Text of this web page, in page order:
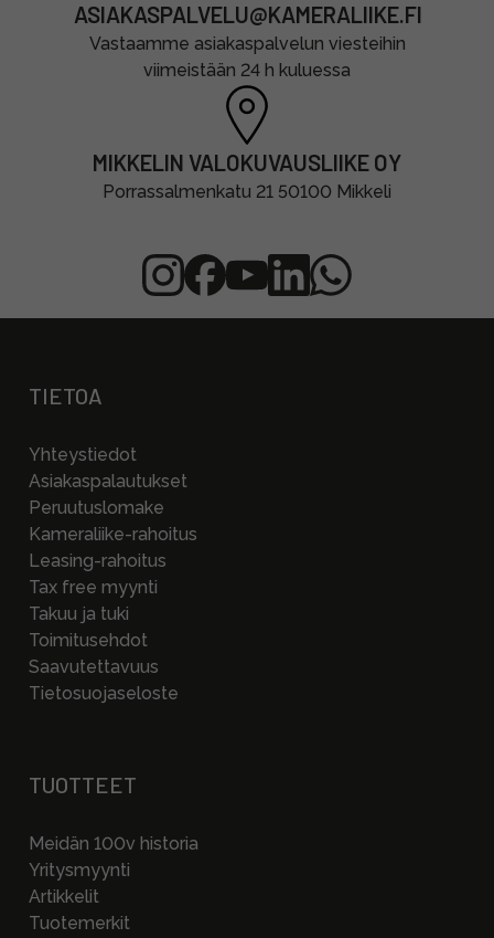
ASIAKASPALVELU@KAMERALIIKE.FI
Vastaamme asiakaspalvelun viesteihin
viimeistään 24 h kuluessa
MIKKELIN VALOKUVAUSLIIKE OY
Porrassalmenkatu 21 50100 Mikkeli
TIETOA
Yhteystiedot
Asiakaspalautukset
Peruutuslomake
Kameraliike-rahoitus
Leasing-rahoitus
Tax free myynti
Takuu ja tuki
Toimitusehdot
Saavutettavuus
Tietosuojaseloste
TUOTTEET
Meidän 100v historia
Yritysmyynti
Artikkelit
Tuotemerkit